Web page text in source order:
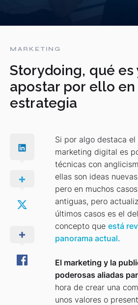
MARKETING
Storydoing, qué es
apostar por ello en
estrategia
Si por algo destaca el
marketing digital es
técnicas con
ellas son ideas
pero en muchos
antiguas, pero
últimos casos es el del
concepto que está
panorama actual.
El marketing y la
poderosas aliadas
hora de crear una
unos valores o